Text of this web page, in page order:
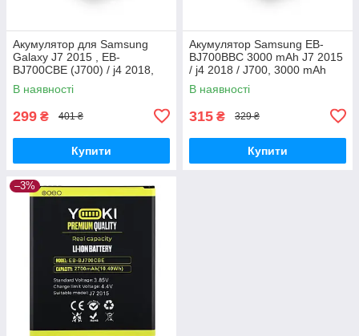
Акумулятор для Samsung
Galaxy J7 2015 , EB-
BJ700CBE (J700) / j4 2018,
3000 mAh Original PRC
В наявності
299 ₴ 401 ₴
Купити
Акумулятор Samsung EB-
BJ700BBC 3000 mAh J7 2015
/ j4 2018 / J700, 3000 mAh
Original PRC
В наявності
315 ₴ 329 ₴
Купити
–3%